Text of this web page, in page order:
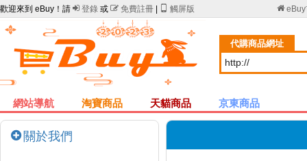
歡迎來到 eBuy！請  登錄 或  免費註冊 觸屏版 eBuy
代購商品網址
網站導航 淘寶商品 天貓商品 京東商品
關於我們